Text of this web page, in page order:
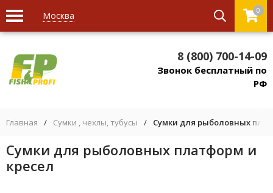
Москва 0
8 (800) 700-14-09
Звонок бесплатный по
РФ
Главная / Сумки , чехлы, тубусы / Сумки для рыболовных
Сумки для рыболовных платформ и
кресел